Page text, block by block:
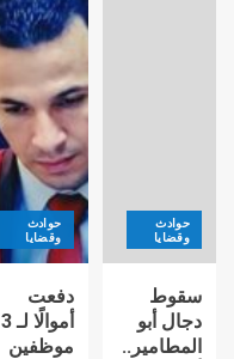
حوادث
وقضايا
سقوط
دجال أبو
المطامير..
حوادث
وقضايا
دفعت
أموالًا لـ 3
موظفين